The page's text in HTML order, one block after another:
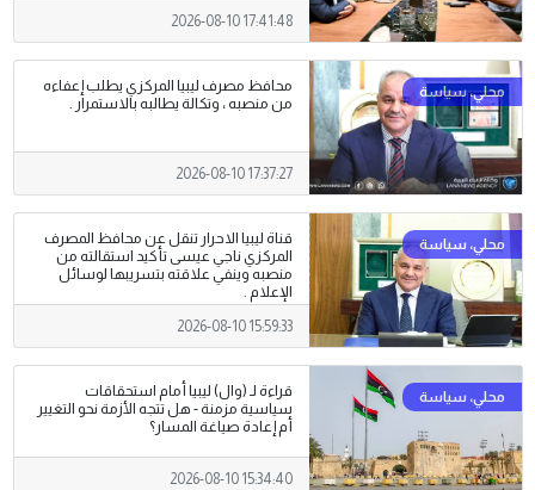
2026-08-10 17:41:48
محافظ مصرف ليبيا المركزي يطلب إعفاءه
من منصبه ، وتكالة يطالبه بالاستمرار .
2026-08-10 17:37:27
قناة ليبيا الاحرار تنقل عن محافظ المصرف
المركزي ناجي عيسى تأكيد استقالته من
منصبه وينفي علاقته بتسريبها لوسائل
الإعلام .
2026-08-10 15:59:33
قراءة لـ (وال) ليبيا أمام استحقاقات
سياسية مزمنة - هل تتجه الأزمة نحو التغيير
أم إعادة صياغة المسار؟
2026-08-10 15:34:40